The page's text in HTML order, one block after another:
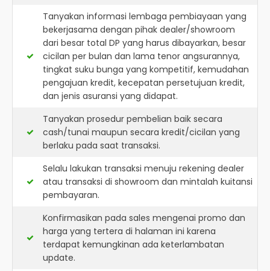
Tanyakan informasi lembaga pembiayaan yang
bekerjasama dengan pihak dealer/showroom
dari besar total DP yang harus dibayarkan, besar
cicilan per bulan dan lama tenor angsurannya,
tingkat suku bunga yang kompetitif, kemudahan
pengajuan kredit, kecepatan persetujuan kredit,
dan jenis asuransi yang didapat.
Tanyakan prosedur pembelian baik secara
cash/tunai maupun secara kredit/cicilan yang
berlaku pada saat transaksi.
Selalu lakukan transaksi menuju rekening dealer
atau transaksi di showroom dan mintalah kuitansi
pembayaran.
Konfirmasikan pada sales mengenai promo dan
harga yang tertera di halaman ini karena
terdapat kemungkinan ada keterlambatan
update.